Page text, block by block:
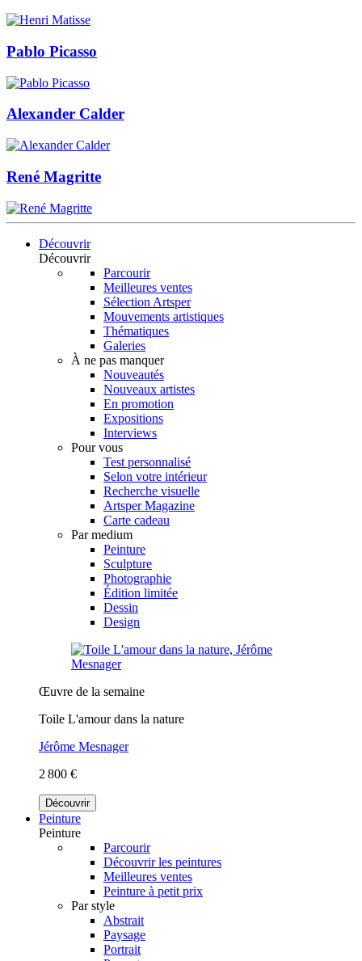
Pablo Picasso
Alexander Calder
René Magritte
Découvrir
Découvrir
Parcourir
Meilleures ventes
Sélection Artsper
Mouvements artistiques
Thématiques
Galeries
À ne pas manquer
Nouveautés
Nouveaux artistes
En promotion
Expositions
Interviews
Pour vous
Test personnalisé
Selon votre intérieur
Recherche visuelle
Artsper Magazine
Carte cadeau
Par medium
Peinture
Sculpture
Photographie
Édition limitée
Dessin
Design
Œuvre de la semaine
Toile L'amour dans la nature
Jérôme Mesnager
2 800 €
Découvrir
Peinture
Peinture
Parcourir
Découvrir les peintures
Meilleures ventes
Peinture à petit prix
Par style
Abstrait
Paysage
Portrait